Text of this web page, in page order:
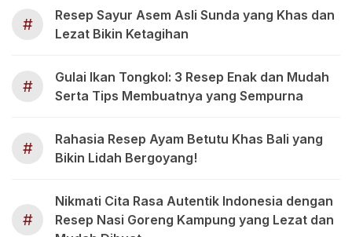
#
Resep Sayur Asem Asli Sunda yang Khas dan
Lezat Bikin Ketagihan
#
Gulai Ikan Tongkol: 3 Resep Enak dan Mudah
Serta Tips Membuatnya yang Sempurna
#
Rahasia Resep Ayam Betutu Khas Bali yang
Bikin Lidah Bergoyang!
#
Nikmati Cita Rasa Autentik Indonesia dengan
Resep Nasi Goreng Kampung yang Lezat dan